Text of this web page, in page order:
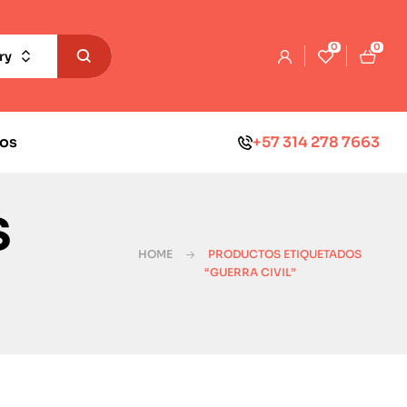
0 0
+57 314 278 7663
HOME
PRODUCTOS ETIQUETADOS
“GUERRA CIVIL”